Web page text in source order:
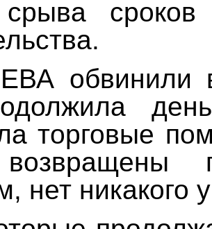
сроков
обвинили
торговые
нет никакого